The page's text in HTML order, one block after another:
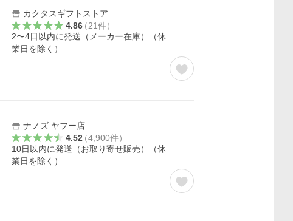
カクタスギフトストア
4.86（21件）
2〜4日以内に発送（メーカー在庫）（休
業日を除く）
ナノズ ヤフー店
4.52（4,900件）
10日以内に発送（お取り寄せ販売）（休
業日を除く）